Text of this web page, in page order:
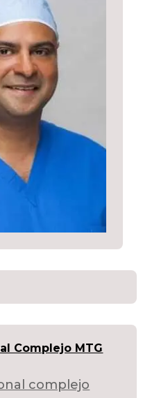
Complejo MTG
complejo